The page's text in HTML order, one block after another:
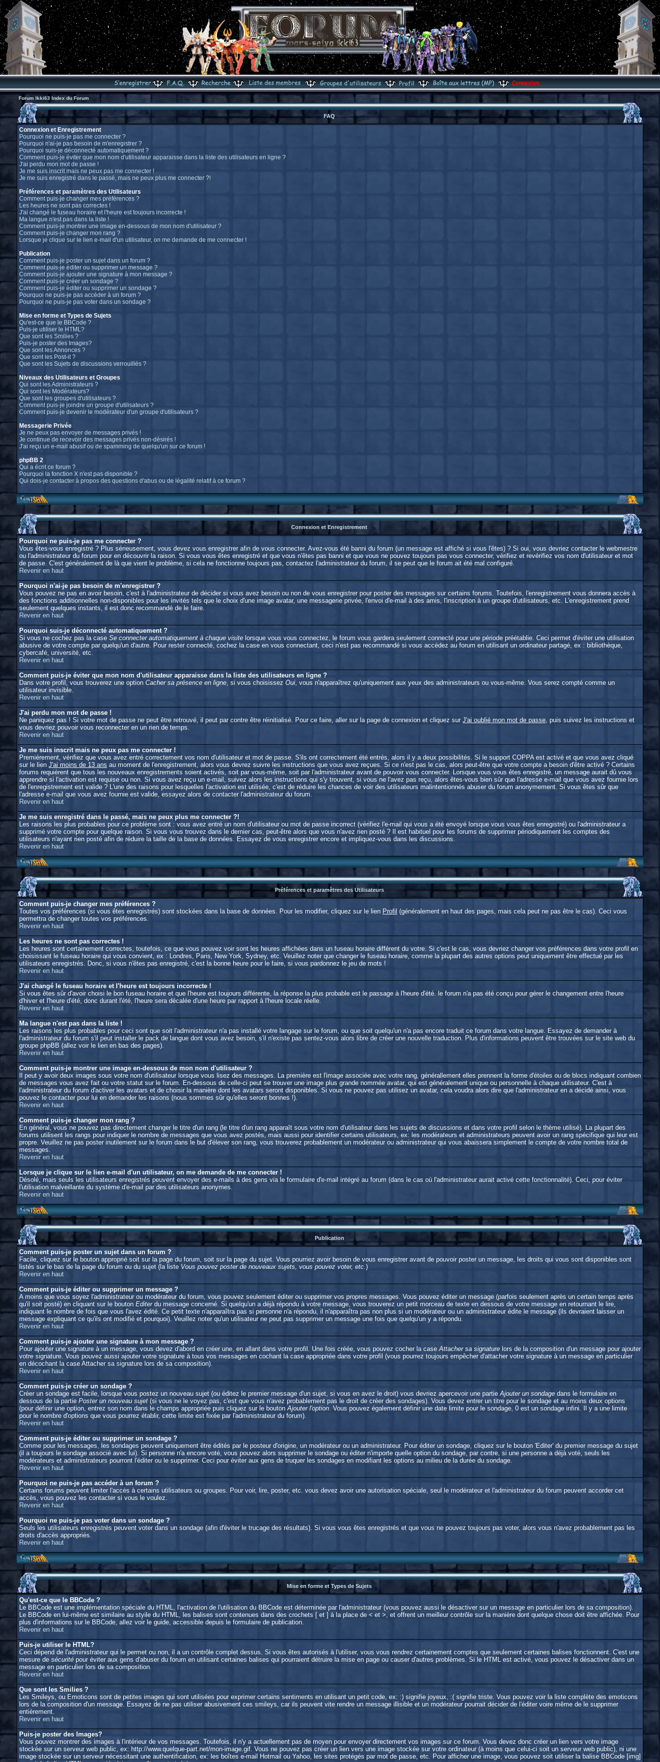
Forum Ikki63 Index du Forum
FAQ
Connexion et Enregistrement
Pourquoi ne puis-je pas me connecter ?
Pourquoi n'ai-je pas besoin de m'enregistrer ?
Pourquoi suis-je déconnecté automatiquement ?
Comment puis-je éviter que mon nom d'utilisateur apparaisse dans la liste des utilisateurs en ligne ?
J'ai perdu mon mot de passe !
Je me suis inscrit mais ne peux pas me connecter !
Je me suis enregistré dans le passé, mais ne peux plus me connecter ?!
Préférences et paramètres des Utilisateurs
Comment puis-je changer mes préférences ?
Les heures ne sont pas correctes !
J'ai changé le fuseau horaire et l'heure est toujours incorrecte !
Ma langue n'est pas dans la liste !
Comment puis-je montrer une image en-dessous de mon nom d'utilisateur ?
Comment puis-je changer mon rang ?
Lorsque je clique sur le lien e-mail d'un utilisateur, on me demande de me connecter !
Publication
Comment puis-je poster un sujet dans un forum ?
Comment puis-je éditer ou supprimer un message ?
Comment puis-je ajouter une signature à mon message ?
Comment puis-je créer un sondage ?
Comment puis-je éditer ou supprimer un sondage ?
Pourquoi ne puis-je pas accéder à un forum ?
Pourquoi ne puis-je pas voter dans un sondage ?
Mise en forme et Types de Sujets
Qu'est-ce que le BBCode ?
Puis-je utiliser le HTML?
Que sont les Smilies ?
Puis-je poster des Images?
Que sont les Annonces ?
Que sont les Post-it ?
Que sont les Sujets de discussions verrouillés ?
Niveaux des Utilisateurs et Groupes
Qui sont les Administrateurs ?
Qui sont les Modérateurs?
Que sont les groupes d'utilisateurs ?
Comment puis-je joindre un groupe d'utilisateurs ?
Comment puis-je devenir le modérateur d'un groupe d'utilisateurs ?
Messagerie Privée
Je ne peux pas envoyer de messages privés !
Je continue de recevoir des messages privés non-désirés !
J'ai reçu un e-mail abusif ou de spamming de quelqu'un sur ce forum !
phpBB 2
Qui a écrit ce forum ?
Pourquoi la fonction X n'est pas disponible ?
Qui dois-je contacter à propos des questions d'abus ou de légalité relatif à ce forum ?
Connexion et Enregistrement
Pourquoi ne puis-je pas me connecter ?
Vous êtes-vous enregistré ? Plus sérieusement, vous devez vous enregistrer afin de vous connecter. Avez-vous été banni du forum (un message est affiché si vous l'êtes) ? Si oui, vous devriez contacter le webmestre
ou l'administrateur du forum pour en découvrir la raison. Si vous vous êtes enregistré et que vous n'êtes pas banni et que vous ne pouvez toujours pas vous connecter, vérifiez et revérifiez vos nom d'utilisateur et mot
de passe. C'est généralement de là que vient le problème, si cela ne fonctionne toujours pas, contactez l'administrateur du forum, il se peut que le forum ait été mal configuré.
Revenir en haut
Pourquoi n'ai-je pas besoin de m'enregistrer ?
Vous pouvez ne pas en avoir besoin, c'est à l'administrateur de décider si vous avez besoin ou non de vous enregistrer pour poster des messages sur certains forums. Toutefois, l'enregistrement vous donnera accès à
des fonctions additionnelles non-disponibles pour les invités tels que le choix d'une image avatar, une messagerie privée, l'envoi d'e-mail à des amis, l'inscription à un groupe d'utilisateurs, etc. L'enregistrement prend
seulement quelques instants, il est donc recommandé de le faire.
Revenir en haut
Pourquoi suis-je déconnecté automatiquement ?
Si vous ne cochez pas la case Se connecter automatiquement à chaque visite lorsque vous vous connectez, le forum vous gardera seulement connecté pour une période préétablie. Ceci permet d'éviter une utilisation
abusive de votre compte par quelqu'un d'autre. Pour rester connecté, cochez la case en vous connectant, ceci n'est pas recommandé si vous accédez au forum en utilisant un ordinateur partagé, ex : bibliothèque,
cybercafé, université, etc.
Revenir en haut
Comment puis-je éviter que mon nom d'utilisateur apparaisse dans la liste des utilisateurs en ligne ?
Dans votre profil, vous trouverez une option Cacher sa présence en ligne, si vous choisissez Oui, vous n'apparaîtrez qu'uniquement aux yeux des administrateurs ou vous-même. Vous serez compté comme un
utilisateur invisible.
Revenir en haut
J'ai perdu mon mot de passe !
Ne paniquez pas ! Si votre mot de passe ne peut être retrouvé, il peut par contre être réinitialisé. Pour ce faire, aller sur la page de connexion et cliquez sur J'ai oublié mon mot de passe, puis suivez les instructions et
vous devriez pouvoir vous reconnecter en un rien de temps.
Revenir en haut
Je me suis inscrit mais ne peux pas me connecter !
Premièrement, vérifiez que vous avez entré correctement vos nom d'utilisateur et mot de passe. S'ils ont correctement été entrés, alors il y a deux possibilités. Si le support COPPA est activé et que vous avez cliqué
sur le lien J'ai moins de 13 ans au moment de l'enregistrement, alors vous devrez suivre les instructions que vous avez reçues. Si ce n'est pas le cas, alors peut-être que votre compte a besoin d'être activé ? Certains
forums requièrent que tous les nouveaux enregistrements soient activés, soit par vous-même, soit par l'administrateur avant de pouvoir vous connecter. Lorsque vous vous êtes enregistré, un message aurait dû vous
apprendre si l'activation est requise ou non. Si vous avez reçu un e-mail, suivez alors les instructions qui s'y trouvent, si vous ne l'avez pas reçu, alors êtes-vous bien sûr que l'adresse e-mail que vous avez fournie lors
de l'enregistrement est valide ? L'une des raisons pour lesquelles l'activation est utilisée, c'est de réduire les chances de voir des utilisateurs malintentionnés abuser du forum anonymement. Si vous êtes sûr que
l'adresse e-mail que vous avez fournie est valide, essayez alors de contacter l'administrateur du forum.
Revenir en haut
Je me suis enregistré dans le passé, mais ne peux plus me connecter ?!
Les raisons les plus probables pour ce problème sont : vous avez entré un nom d'utilisateur ou mot de passe incorrect (vérifiez l'e-mail qui vous a été envoyé lorsque vous vous êtes enregistré) ou l'administrateur a
supprimé votre compte pour quelque raison. Si vous vous trouvez dans le dernier cas, peut-être alors que vous n'avez rien posté ? Il est habituel pour les forums de supprimer périodiquement les comptes des
utilisateurs n'ayant rien posté afin de réduire la taille de la base de données. Essayez de vous enregistrer encore et impliquez-vous dans les discussions.
Revenir en haut
Préférences et paramètres des Utilisateurs
Comment puis-je changer mes préférences ?
Toutes vos préférences (si vous êtes enregistrés) sont stockées dans la base de données. Pour les modifier, cliquez sur le lien Profil (généralement en haut des pages, mais cela peut ne pas être le cas). Ceci vous
permettra de changer toutes vos préférences.
Revenir en haut
Les heures ne sont pas correctes !
Les heures sont certainement correctes, toutefois, ce que vous pouvez voir sont les heures affichées dans un fuseau horaire différent du votre. Si c'est le cas, vous devriez changer vos préférences dans votre profil en
choisissant le fuseau horaire qui vous convient, ex : Londres, Paris, New York, Sydney, etc. Veuillez noter que changer le fuseau horaire, comme la plupart des autres options peut uniquement être effectué par les
utilisateurs enregistrés. Donc, si vous n'êtes pas enregistré, c'est la bonne heure pour le faire, si vous pardonnez le jeu de mots !
Revenir en haut
J'ai changé le fuseau horaire et l'heure est toujours incorrecte !
Si vous êtes sûr d'avoir choisi le bon fuseau horaire et que l'heure est toujours différente, la réponse la plus probable est le passage à l'heure d'été. le forum n'a pas été conçu pour gérer le changement entre l'heure
d'hiver et l'heure d'été, donc durant l'été, l'heure sera décalée d'une heure par rapport à l'heure locale réelle.
Revenir en haut
Ma langue n'est pas dans la liste !
Les raisons les plus probables pour ceci sont que soit l'administrateur n'a pas installé votre langage sur le forum, ou que soit quelqu'un n'a pas encore traduit ce forum dans votre langue. Essayez de demander à
l'administrateur du forum s'il peut installer le pack de langue dont vous avez besoin, s'il n'existe pas sentez-vous alors libre de créer une nouvelle traduction. Plus d'informations peuvent être trouvées sur le site web du
groupe phpBB (allez voir le lien en bas des pages).
Revenir en haut
Comment puis-je montrer une image en-dessous de mon nom d'utilisateur ?
Il peut y avoir deux images sous votre nom d'utilisateur lorsque vous lisez des messages. La première est l'image associée avec votre rang, générallement elles prennent la forme d'étoiles ou de blocs indiquant combien
de messages vous avez fait ou votre statut sur le forum. En-dessous de celle-ci peut se trouver une image plus grande nommée avatar, qui est généralement unique ou personnelle à chaque utilisateur. C'est à
l'administrateur du forum d'activer les avatars et de choisir la manière dont les avatars seront disponibles. Si vous ne pouvez pas utilisez un avatar, cela voudra alors dire que l'administrateur en a décidé ainsi, vous
pouvez le contacter pour lui en demander les raisons (nous sommes sûr qu'elles seront bonnes !).
Revenir en haut
Comment puis-je changer mon rang ?
En général, vous ne pouvez pas directement changer le titre d'un rang (le titre d'un rang apparaît sous votre nom d'utilisateur dans les sujets de discussions et dans votre profil selon le thème utilisé). La plupart des
forums utilisent les rangs pour indiquer le nombre de messages que vous avez postés, mais aussi pour identifier certains utilisateurs, ex: les modérateurs et administrateurs peuvent avoir un rang spécifique qui leur est
propre. Veuillez ne pas poster inutilement sur le forum dans le but d'élever son rang, vous trouverez probablement un modérateur ou administrateur qui vous abaissera simplement le compte de votre nombre total de
messages.
Revenir en haut
Lorsque je clique sur le lien e-mail d'un utilisateur, on me demande de me connecter !
Désolé, mais seuls les utilisateurs enregistrés peuvent envoyer des e-mails à des gens via le formulaire d'e-mail intégré au forum (dans le cas où l'administrateur aurait activé cette fonctionnalité). Ceci, pour éviter
l'utilisation malveillante du système d'e-mail par des utilisateurs anonymes.
Revenir en haut
Publication
Comment puis-je poster un sujet dans un forum ?
Facile, cliquez sur le bouton approprié soit sur la page du forum, soit sur la page du sujet. Vous pourriez avoir besoin de vous enregistrer avant de pouvoir poster un message, les droits qui vous sont disponibles sont
listés sur le bas de la page du forum ou du sujet (la liste Vous pouvez poster de nouveaux sujets, vous pouvez voter, etc.)
Revenir en haut
Comment puis-je éditer ou supprimer un message ?
A moins que vous soyez l'administrateur ou modérateur du forum, vous pouvez seulement éditer ou supprimer vos propres messages. Vous pouvez éditer un message (parfois seulement après un certain temps après
qu'il soit posté) en cliquant sur le bouton Editerdu message concerné. Si quelqu'un a déjà répondu à votre message, vous trouverez un petit morceau de texte en dessous de votre message en retournant le lire,
indiquant le nombre de fois que vous l'avez édité. Ce petit texte n'apparaîtra pas si personne n'a répondu, il n'apparaîtra pas non plus si un modérateur ou un administrateur édite le message (ils devraient laisser un
message expliquant ce qu'ils ont modifié et pourquoi). Veuillez noter qu'un utilisateur ne peut pas supprimer un message une fois que quelqu'un y a répondu.
Revenir en haut
Comment puis-je ajouter une signature à mon message ?
Pour ajouter une signature à un message, vous devez d'abord en créer une, en allant dans votre profil. Une fois créée, vous pouvez cocher la caseAttacher sa signature lors de la composition d'un message pour ajouter
votre signature. Vous pouvez aussi ajouter votre signature à tous vos messages en cochant la case appropriée dans votre profil (vous pourrez toujours empêcher d'attacher votre signature à un message en particulier
en décochant la case Attacher sa signature lors de sa composition).
Revenir en haut
Comment puis-je créer un sondage ?
Créer un sondage est facile, lorsque vous postez un nouveau sujet (ou éditez le premier message d'un sujet, si vous en avez le droit) vous devriez apercevoir une partieAjouter un sondage dans le formulaire en
dessous de la partie Poster un nouveau sujet (si vous ne le voyez pas, c'est que vous n'avez probablement pas le droit de créer des sondages). Vous devez entrer un titre pour le sondage et au moins deux options
(pour définir une option, entrez son nom dans le champs appropriée puis cliquez sur le boutonAjouter l'option. Vous pouvez également définir une date limite pour le sondage, 0 est un sondage infini. Il y a une limite
pour le nombre d'options que vous pourrez établir, cette limite est fixée par l'administrateur du forum).
Revenir en haut
Comment puis-je éditer ou supprimer un sondage ?
Comme pour les messages, les sondages peuvent uniquement être édités par le posteur d'origine, un modérateur ou un administrateur. Pour éditer un sondage, cliquez sur le bouton 'Editer' du premier message du sujet
(il a toujours le sondage associé avec lui). Si personne n'a encore voté, vous pouvez alors supprimer le sondage ou éditer n'importe quelle option du sondage, par contre, si une personne a déjà voté, seuls les
modérateurs et administrateurs pourront l'éditer ou le supprimer. Ceci pour éviter aux gens de truquer les sondages en modifiant les options au milieu de la durée du sondage.
Revenir en haut
Pourquoi ne puis-je pas accéder à un forum ?
Certains forums peuvent limiter l'accès à certains utilisateurs ou groupes. Pour voir, lire, poster, etc. vous devez avoir une autorisation spéciale, seul le modérateur et l'administrateur du forum peuvent accorder cet
accès, vous pouvez les contacter si vous le voulez.
Revenir en haut
Pourquoi ne puis-je pas voter dans un sondage ?
Seuls les utilisateurs enregistrés peuvent voter dans un sondage (afin d'éviter le trucage des résultats). Si vous vous êtes enregistrés et que vous ne pouvez toujours pas voter, alors vous n'avez probablement pas les
droits d'accès appropriés.
Revenir en haut
Mise en forme et Types de Sujets
Qu'est-ce que le BBCode ?
Le BBCode est une implémentation spéciale du HTML, l'activation de l'utilisation du BBCode est déterminée par l'administrateur (vous pouvez aussi le désactiver sur un message en particulier lors de sa composition).
Le BBCode en lui-même est similaire au styile du HTML, les balises sont contenues dans des crochets [ et ] à la place de < et >, et offrent un meilleur contrôle sur la manière dont quelque chose doit être affichée. Pour
plus d'informations sur le BBCode, allez voir le guide, accessible depuis le formulaire de publication.
Revenir en haut
Puis-je utiliser le HTML?
Ceci dépend de l'administrateur qui le permet ou non, il a un contrôle complet dessus. Si vous êtes autorisés à l'utiliser, vous vous rendrez certainement comptes que seulement certaines balises fonctionnent. C'est une
mesure de sécurité pour éviter aux gens d'abuser du forum en utilisant certaines balises qui pourraient détruire la mise en page ou causer d'autres problèmes. Si le HTML est activé, vous pouvez le désactiver dans un
message en particulier lors de sa composition.
Revenir en haut
Que sont les Smilies ?
Les Smileys, ou Emoticons sont de petites images qui sont utilisées pour exprimer certains sentiments en utilisant un petit code, ex: :) signifie joyeux, :( signifie triste. Vous pouvez voir la liste complète des emoticons
lors de la composition d'un message. Essayez de ne pas utiliser abusivement ces smileys, car ils peuvent vite rendre un message illisible et un modérateur pourrait décider de l'éditer voire même de le supprimer
entièrement.
Revenir en haut
Puis-je poster des Images?
Vous pouvez montrer des images à l'intérieur de vos messages. Toutefois, il n'y a actuellement pas de moyen pour envoyer directement vos images sur ce forum. Vous devez donc créer un lien vers votre image
stockée sur un serveur web public, ex: http://www.quelque-part.net/mon-image.gif. Vous ne pouvez pas créer un lien vers une image stockée sur votre ordinateur (à moins que celui-ci soit un serveur web public), ni une
image stockée sur un serveur nécessitant une authentification, ex: les boîtes e-mail Hotmail ou Yahoo, les sites protégés par mot de passe, etc. Pour afficher une image, vous pouvez soit utiliser la balise BBCode [img]